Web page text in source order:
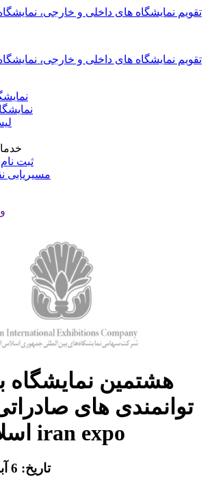
ثبت نام
مسیریابی
هشتمین نمایشگاه
توانمندی های
اسلامی ایران iran expo
تاریخ: 6 آبان